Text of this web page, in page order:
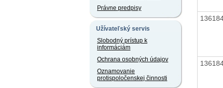
Právne predpisy
Užívateľský servis
Slobodný prístup k
informáciám
Ochrana osobných údajov
Oznamovanie
protispoločenskej činnosti